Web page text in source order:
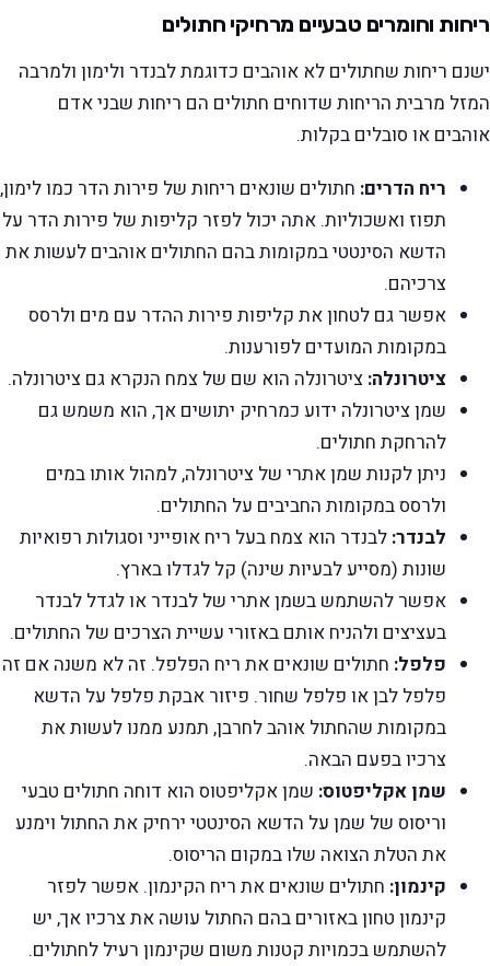
ריחות וחומרים טבעיים מרחיקי חתולים
ישנם ריחות שחתולים לא אוהבים כדוגמת לבנדר ולימון ולמרבה
המזל מרבית הריחות שדוחים חתולים הם ריחות שבני אדם
אוהבים או סובלים בקלות.
ריח הדרים: חתולים שונאים ריחות של פירות הדר כמו לימון,
תפוז ואשכוליות. אתה יכול לפזר קליפות של פירות הדר על
הדשא הסינטטי במקומות בהם החתולים אוהבים לעשות את
צרכיהם.
אפשר גם לטחון את קליפות פירות ההדר עם מים ולרסס
במקומות המועדים לפורענות.
ציטרונלה: ציטרונלה הוא שם של צמח הנקרא גם ציטרונלה.
שמן ציטרונלה ידוע כמרחיק יתושים אך, הוא משמש גם
להרחקת חתולים.
ניתן לקנות שמן אתרי של ציטרונלה, למהול אותו במים
ולרסס במקומות החביבים על החתולים.
לבנדר: לבנדר הוא צמח בעל ריח אופייני וסגולות רפואיות
שונות (מסייע לבעיות שינה) קל לגדלו בארץ.
אפשר להשתמש בשמן אתרי של לבנדר או לגדל לבנדר
בעציצים ולהניח אותם באזורי עשיית הצרכים של החתולים.
פלפל: חתולים שונאים את ריח הפלפל. זה לא משנה אם זה
פלפל לבן או פלפל שחור. פיזור אבקת פלפל על הדשא
במקומות שהחתול אוהב לחרבן, תמנע ממנו לעשות את
צרכיו בפעם הבאה.
שמן אקליפטוס: שמן אקליפטוס הוא דוחה חתולים טבעי
וריסוס של שמן על הדשא הסינטטי ירחיק את החתול וימנע
את הטלת הצואה שלו במקום הריסוס.
קינמון: חתולים שונאים את ריח הקינמון. אפשר לפזר
קינמון טחון באזורים בהם החתול עושה את צרכיו אך, יש
להשתמש בכמויות קטנות משום שקינמון רעיל לחתולים.